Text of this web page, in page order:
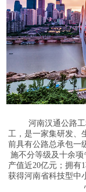
河南汉通公路
工，是一家集研发、
前具有公路总承包一
施不分等级及十余
产值近20亿元；拥有
获得河南省科技型中